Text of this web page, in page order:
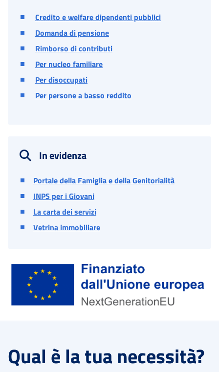
Credito e welfare dipendenti pubblici
Domanda di pensione
Rimborso di contributi
Per nucleo familiare
Per disoccupati
Per persone a basso reddito
In evidenza
Portale della Famiglia e della Genitorialità
INPS per i Giovani
La carta dei servizi
Vetrina immobiliare
Qual è la tua necessità?